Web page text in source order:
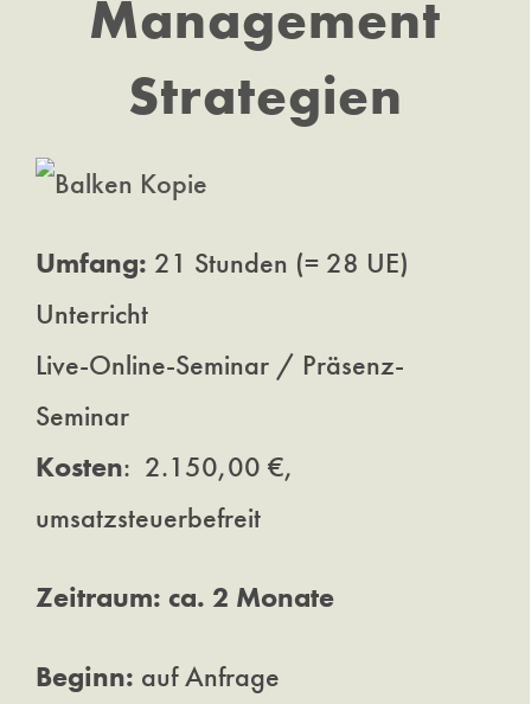
Management
Strategien
Umfang: 21 Stunden (= 28 UE)
Unterricht
Live-Online-Seminar / Präsenz-
Seminar
Kosten: 2.150,00 €,
umsatzsteuerbefreit
Zeitraum: ca. 2 Monate
Beginn: auf Anfrage